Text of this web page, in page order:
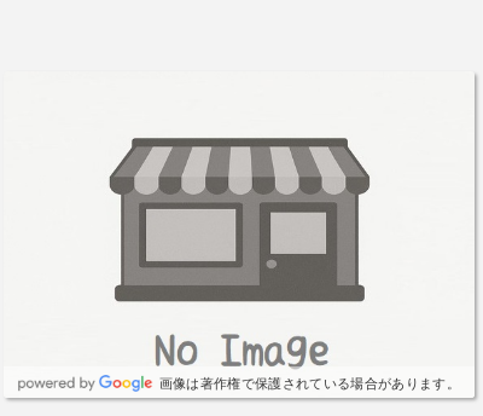
画像は著作権で保護されている場合があります。